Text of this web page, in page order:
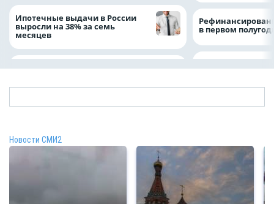
Ипотечные выдачи в России
выросли на 38% за семь
месяцев в первом
Новости СМИ2